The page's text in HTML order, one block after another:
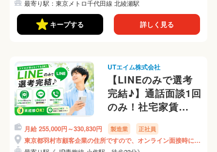
最寄り駅：東京メトロ千代田線 北綾瀬駅
キープする 詳しく見る
UTエイム株式会社
【LINEのみで選考
完結♪】通話面談1回
のみ！社宅家賃
100％補助！月収33
万円可
♪《ALZB2C》
月給 255,000円～330,830円 製造業 正社員
東京都羽村市顧客企業の住所ですので、オンライン面接時にご